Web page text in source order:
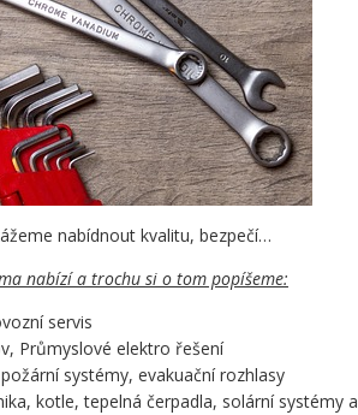
nabídnout kvalitu, bezpečí…
nabízí a trochu si o tom popíšeme:
servis
Průmyslové elektro řešení
systémy, evakuační rozhlasy
kotle, tepelná čerpadla, solární systémy a